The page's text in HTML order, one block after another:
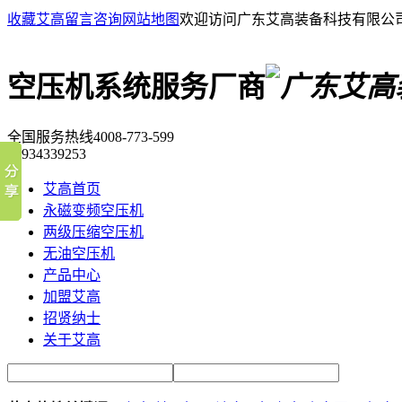
收藏艾高留言咨询 网站地图欢迎访问广东艾高装备科技有限公
空压机系统服务厂商
全国服务热线4008-773-599
18934339253
艾高首页
永磁变频空压机
两级压缩空压机
无油空压机
产品中心
加盟艾高
招贤纳士
关于艾高